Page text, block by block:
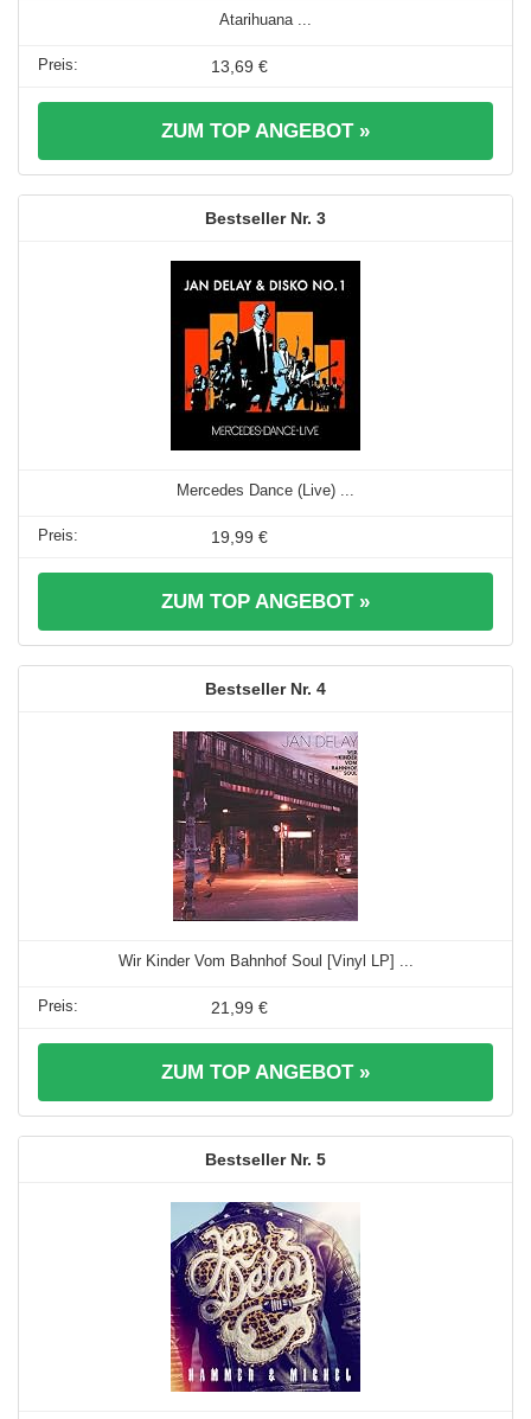
Atarihuana ...
13,69 €
ZUM TOP ANGEBOT »
3
Mercedes Dance (Live) ...
19,99 €
ZUM TOP ANGEBOT »
4
Wir Kinder Vom Bahnhof Soul [Vinyl LP] ...
21,99 €
ZUM TOP ANGEBOT »
5